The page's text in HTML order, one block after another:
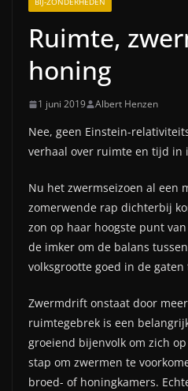
Ruimte,
honing
1 juni 2019 Albert Henzen
Nee, geen Einstein-
verhaal over ruimte en tijd in
Nu het zwermseizoen al een
zomerwende rap dichterbij
zon op haar hoogste punt
de imker om de balans
volksgrootte goed in de
Zwermdrift onstaat door
ruimtegebrek is een
groeiend bijenvolk om zich
stap om zwermen te
broed- of honingkamers.